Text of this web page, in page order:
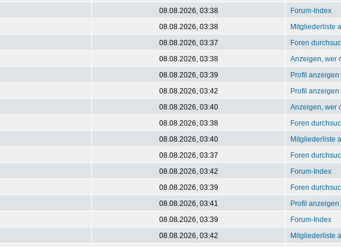
08.08.2026, 03:38
Forum-Index
08.08.2026, 03:38
Mitgliederliste
08.08.2026, 03:37
Foren
08.08.2026, 03:38
Anzeigen, wer
08.08.2026, 03:39
Profil anzeigen
08.08.2026, 03:42
Profil anzeigen
08.08.2026, 03:40
Anzeigen, wer
08.08.2026, 03:38
Foren
08.08.2026, 03:40
Mitgliederliste
08.08.2026, 03:37
Foren
08.08.2026, 03:42
Forum-Index
08.08.2026, 03:39
Foren
08.08.2026, 03:41
Profil anzeigen
08.08.2026, 03:39
Forum-Index
08.08.2026, 03:42
Mitgliederliste